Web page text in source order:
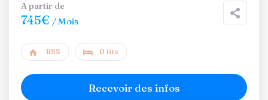
A partir de
745€ / Mois
RSS 0 lits
Recevoir des infos